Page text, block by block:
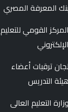
بنك المعرفة المصري
المركز القومي للتعليم
الإلكتروني
لجان ترقيات أعضاء
هيئة التدريس
وزارة التعليم العالى